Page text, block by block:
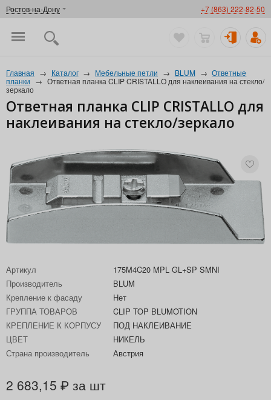
Ростов-на-Дону +7 (863) 222-82-50
Главная → Каталог → Мебельные петли → BLUM → Ответные
планки → Ответная планка CLIP CRISTALLO для наклеивания на стекло/
зеркало
Ответная планка CLIP CRISTALLO для
наклеивания на стекло/зеркало
Артикул
175M4C20 MPL GL+SP SMNI
Производитель
BLUM
Крепление к фасаду
Нет
ГРУППА ТОВАРОВ
CLIP TOP BLUMOTION
КРЕПЛЕНИЕ К КОРПУСУ
ПОД НАКЛЕИВАНИЕ
ЦВЕТ
НИКЕЛЬ
Страна производитель
Австрия
2 683,15 ₽ за шт